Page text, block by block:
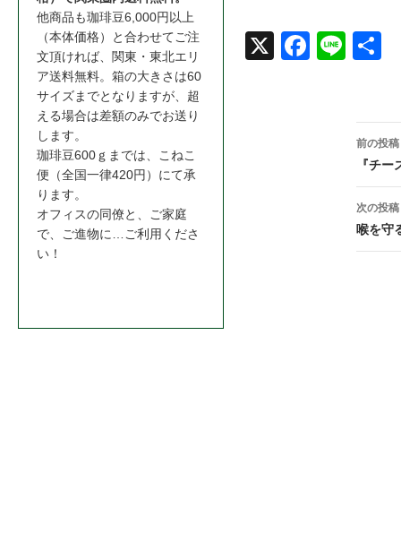
Face
Line
投
稿
ナ
ビ
前の投稿
『チ
次の投稿
喉を守
他商品も珈琲豆6,000円以上
（本体価格）と合わせてご注
文頂ければ、関東・東北エリ
ア送料無料。箱の大きさは60
サイズまでとなりますが、超
える場合は差額のみでお送り
します。
珈琲豆600ｇまでは、こねこ
便（全国一律420円）にて承
ります。
オフィスの同僚と、ご家庭
で、ご進物に…ご利用くださ
い！